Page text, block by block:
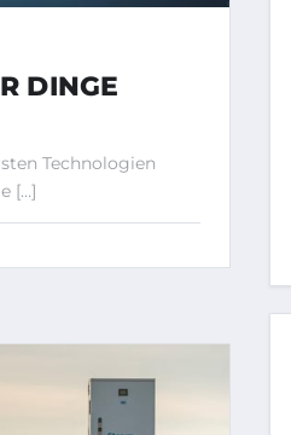
DINGE
Technologien
[…]